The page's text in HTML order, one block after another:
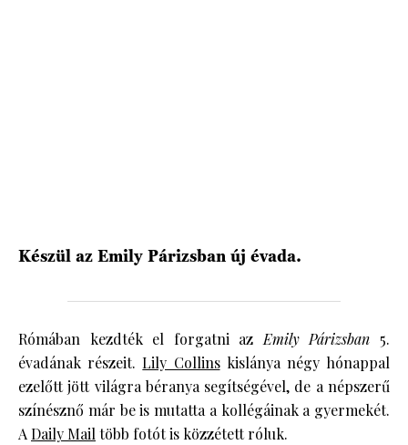
Készül az Emily Párizsban új évada.
Rómában kezdték el forgatni azEmily Párizsban 5.
évadának részeit.Lily Collinskislánya négy hónappal
ezelőtt jött világra béranya segítségével, de a népszerű
színésznő már be is mutatta a kollégáinak a gyermekét.
ADaily Mailtöbb fotót is közzétett róluk.